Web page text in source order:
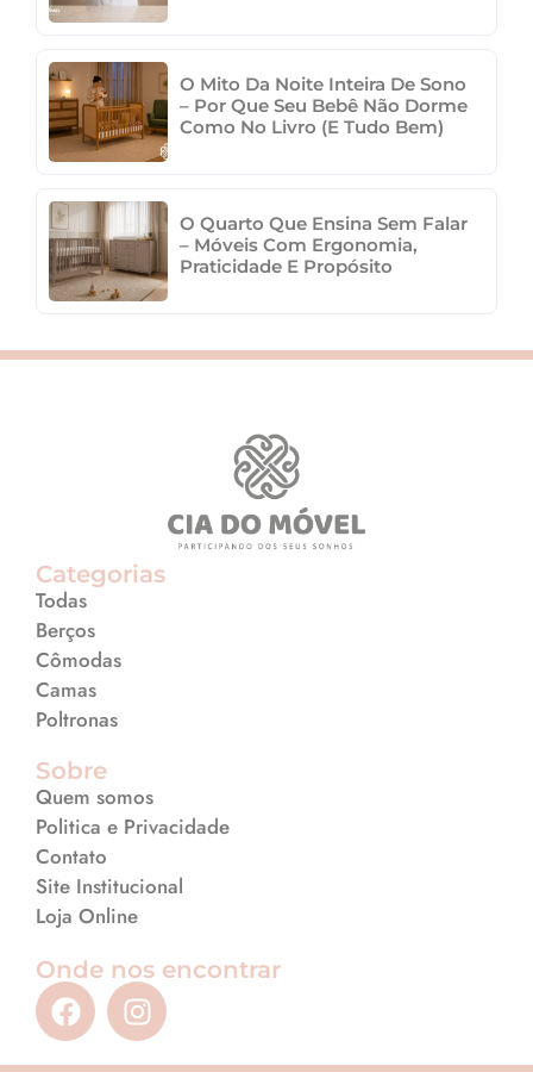
O Mito Da Noite Inteira De Sono
– Por Que Seu Bebê Não Dorme
Como No Livro (e Tudo Bem)
O Quarto Que Ensina Sem Falar
– Móveis Com Ergonomia,
Praticidade E Propósito
Categorias
Todas
Berços
Cômodas
Camas
Poltronas
Sobre
Quem somos
Politica e Privacidade
Contato
Site Institucional
Loja Online
Onde nos encontrar